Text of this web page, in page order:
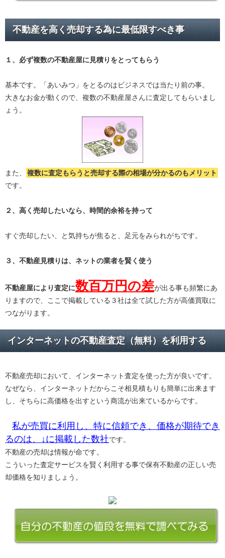
不動産を高く売却する為に最低限すべき事
１、必ず複数の不動産屋に見積り をとってもらう
基本です。「あいみつ」をとるのはビジネスでは当たり前の事。
大きなお金が動くので、複数の不動産屋さんに査定してもらいまし
ょう。
また、 複数に査定もらうと売却する際の相場が分かるのもメリット
です。
２、高く売却したいなら、時間的余裕を持って
すぐ売却したい、と気持ちが焦ると、足元をみられがちです。
３、不動産見積りは、ネットの業者を賢く使う
不動産屋により査定に数百万円の差が出る事も頻繁にあ
りますので、ここで掲載している３社は全て試した方が高価買取に
つながります。
インターネットの不動産査定（無料）を利用する
不動産売却において、インターネット査定を使った方が良いです。
なぜなら、インターネットだからこそ相見積もりも簡単に出来ます
し、そちらに高価格を出すという商流が出来ているからです。
私が売買に利用し、特に信頼でき、価格が期待でき
るのは、↓に掲載した数社です。
不動産の売却は情報が命です。
こういった査定サービスを賢く利用する事で保有不動産の正しい売
却価格を知りましょう。